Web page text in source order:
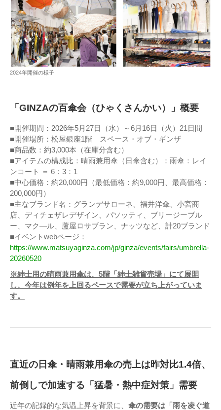
2024年開催の様子
「GINZAの百傘会（ひゃくさんかい）」概要
■開催期間：2026年5月27日（水）～6月16日（火）21日間
■開催場所：松屋銀座1階 スペース・オブ・ギンザ
■商品数：約3,000本（在庫分含む）
■アイテムの構成比：晴雨兼用傘（日傘含む）：雨傘：レイ
ンコート ＝ 6：3：1
■中心価格：約20,000円（最低価格：約9,000円、最高価格：
200,000円）
■主なブランド名：グランデサローネ、福井洋傘、小宮商
店、ディチェザレデザイン、パソッティ、ブリージーブル
ー、マク―ル、蘆屋ロサブラン、ナッツなど、計20ブランド
■イベントwebページ：
https://www.matsuyaginza.com/jp/ginza/events/fairs/umbrella-
20260520
※紳士用の晴雨兼用傘は、5階「紳士雑貨売場」にて展開
し、今年は例年を上回るペースで需要が立ち上がっていま
す。
直近の日傘・晴雨兼用傘の売上は昨対比1.4倍、
前倒しで加速する「猛暑・熱中症対策」需要
近年の記録的な気温上昇を背景に、 傘の需要は「雨を凌ぐ道